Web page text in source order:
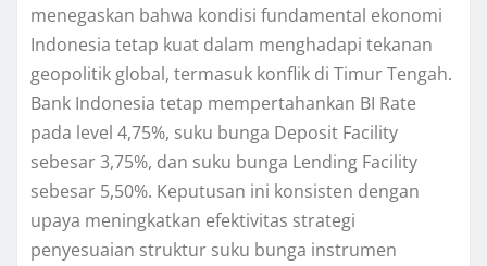
menegaskan bahwa kondisi fundamental ekonomi
Indonesia tetap kuat dalam menghadapi tekanan
geopolitik global, termasuk konflik di Timur Tengah.
Bank Indonesia tetap mempertahankan BI Rate
pada level 4,75%, suku bunga Deposit Facility
sebesar 3,75%, dan suku bunga Lending Facility
sebesar 5,50%. Keputusan ini konsisten dengan
upaya meningkatkan efektivitas strategi
penyesuaian struktur suku bunga instrumen